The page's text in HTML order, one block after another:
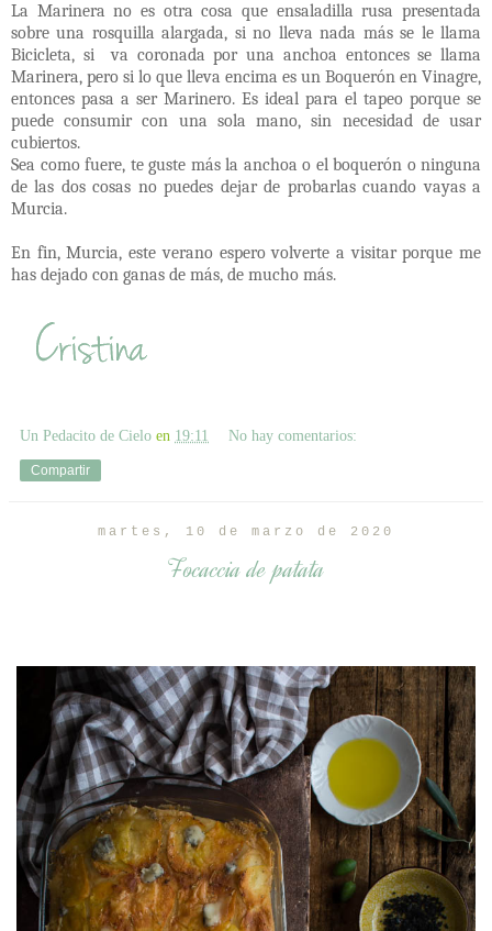
La Marinera no es otra cosa que ensaladilla rusa presentada
sobre una rosquilla alargada, si no lleva nada más se le llama
Bicicleta, si va coronada por una anchoa entonces se llama
Marinera, pero si lo que lleva encima es un Boquerón en Vinagre,
entonces pasa a ser Marinero. Es ideal para el tapeo porque se
puede consumir con una sola mano, sin necesidad de usar
cubiertos.
Sea como fuere, te guste más la anchoa o el boquerón o ninguna
de las dos cosas no puedes dejar de probarlas cuando vayas a
Murcia.
En fin, Murcia, este verano espero volverte a visitar porque me
has dejado con ganas de más, de mucho más.
Un Pedacito de Cielo en 19:11 No hay comentarios:
Compartir
martes, 10 de marzo de 2020
Focaccia de patata